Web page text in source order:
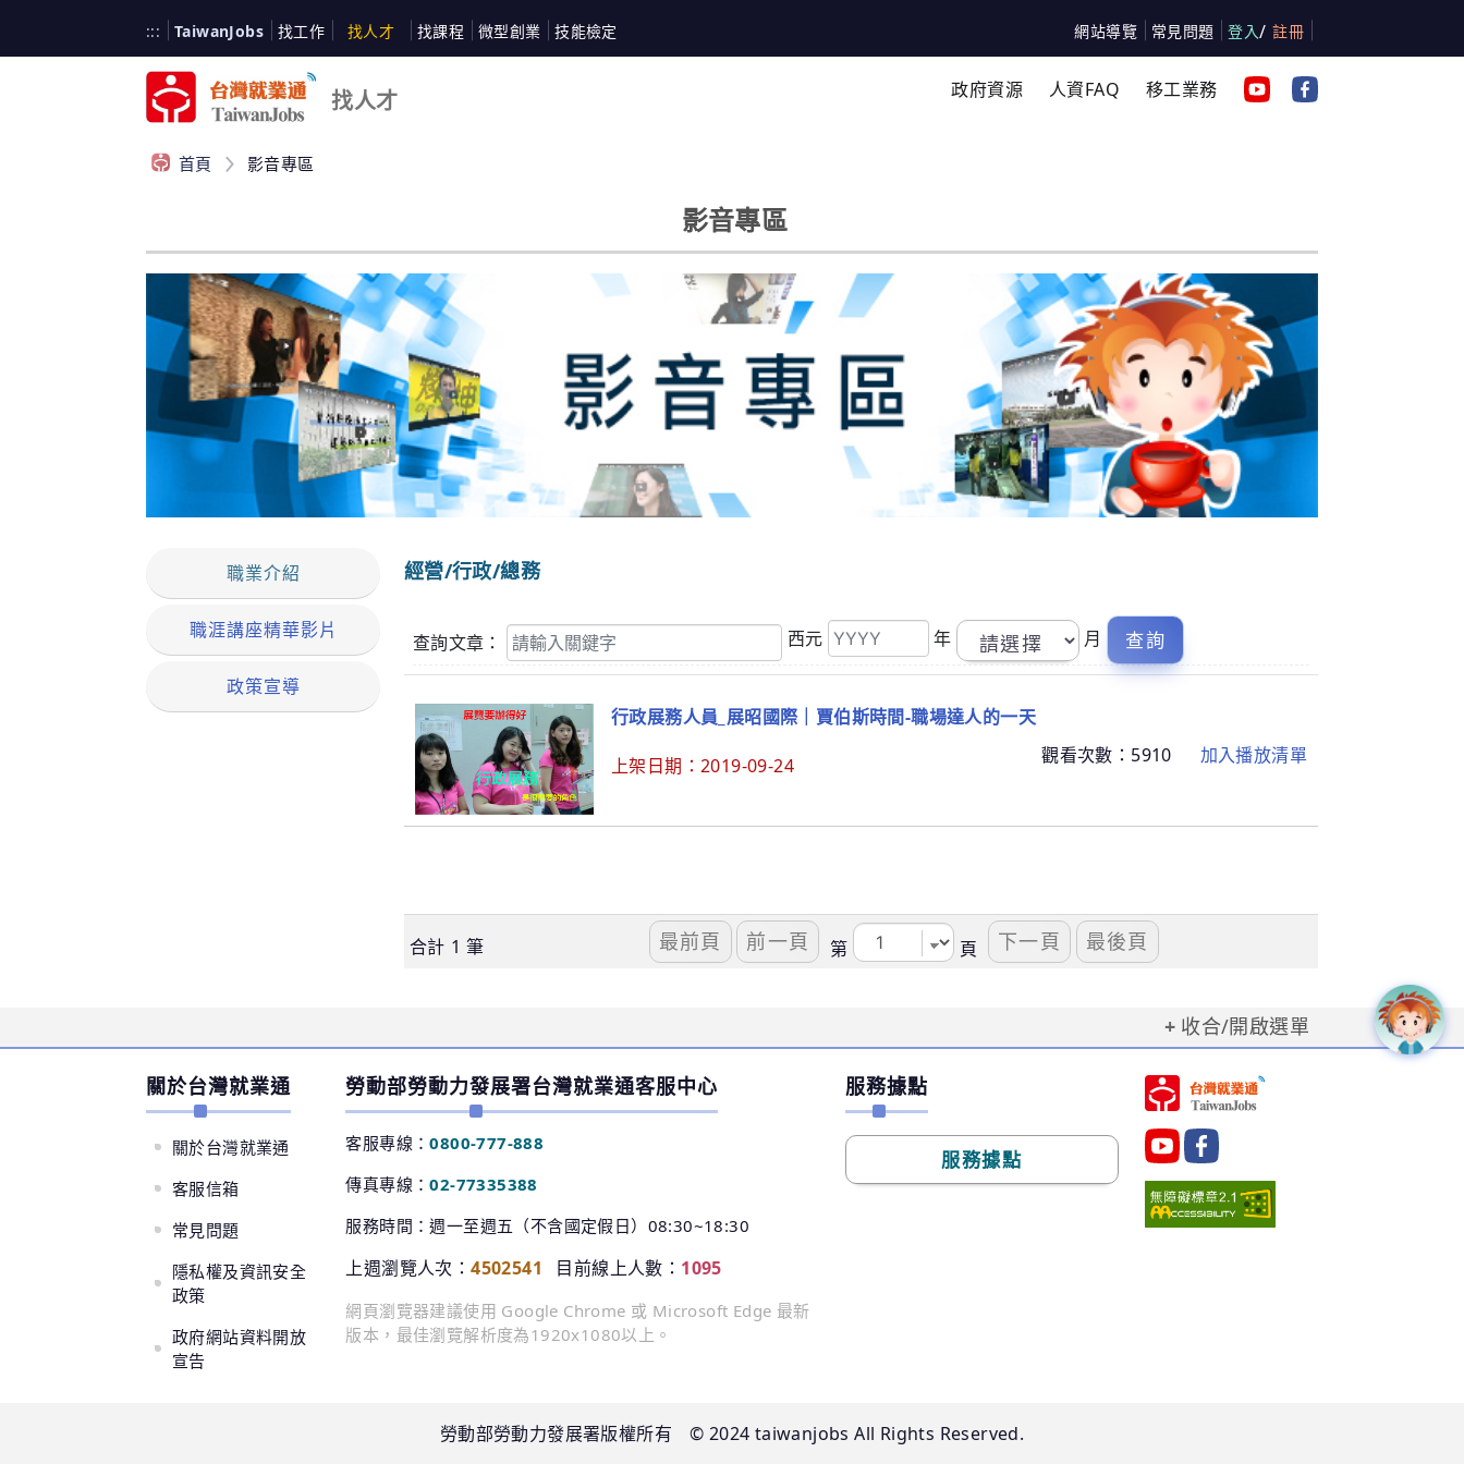
主
::: TaiwanJobs
台
就
業
找工作
台
灣
通
找人才 找課程 微型創業 技能檢定 網站導覽 常見問題 登入/ 註冊
找人才 政府資源 人資FAQ 移工業務
首頁 影音專區
影音專區
職業介紹
職涯講座精華影片
政策宣導
經營/行政/總務
查詢文章：
關
鍵
字
西元 年 月
行政展務人員_展昭國際｜賈伯斯時間-職場達人的一天
上架日期： 2019-09-24 觀看次數： 5910 加入播放清單
合計 1 筆 第 頁
收合/開啟選單
關於台灣就業通
關於台灣就業通
客服信箱
常見問題
隱私權及資訊安全
政策
政府網站資料開放
宣告
勞動部勞動力發展署台灣就業通客服中心
客服專線：0800-777-888
傳真專線：02-77335388
服務時間：週一至週五（不含國定假日）08:30~18:30
上週瀏覽人次：4502541 目前線上人數： 1095
網頁瀏覽器建議使用 Google Chrome 或 Microsoft Edge 最新
版本，最佳瀏覽解析度為1920x1080以上。
105
服務據點
服務據點
勞動部勞動力發展署版權所有 © 2024 taiwanjobs All Rights Reserved.